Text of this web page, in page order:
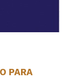
PARA